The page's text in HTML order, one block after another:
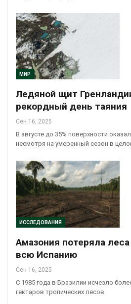
МИР
Ледяной щит
рекордный день таяния
Сен 16, 2025
В августе до 35% поверхности
несмотря на умеренный сезон в
ИССЛЕДОВАНИЯ
Амазония потеряла
всю Испанию
Сен 16, 2025
С 1985 года в Бразилии исчезло
гектаров тропических лесов